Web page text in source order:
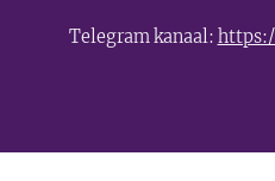
Telegram kanaal: